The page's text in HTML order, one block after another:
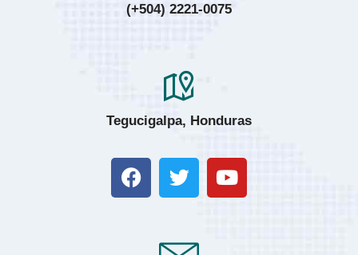
(+504) 2221-0075
Tegucigalpa, Honduras